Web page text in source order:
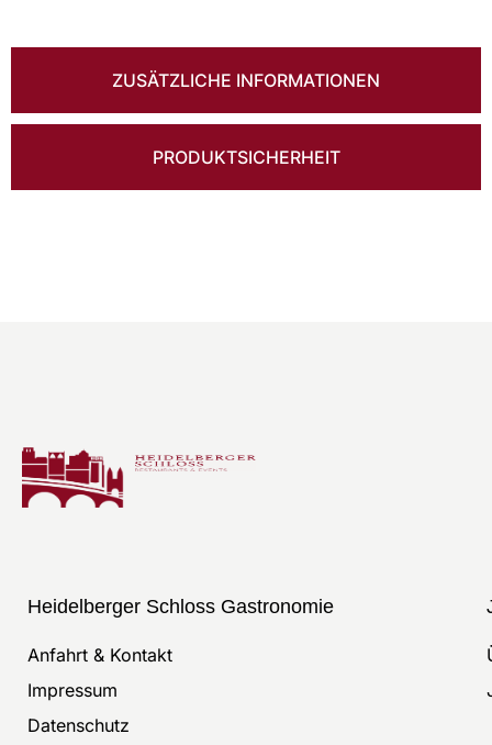
ZUSÄTZLICHE INFORMATIONEN
PRODUKTSICHERHEIT
Heidelberger Schloss Gastronomie
Anfahrt & Kontakt
Impressum
Datenschutz